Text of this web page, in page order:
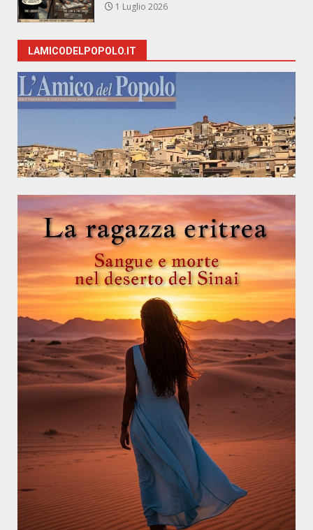
1 Luglio 2026
LAMICODELPOPOLO.IT